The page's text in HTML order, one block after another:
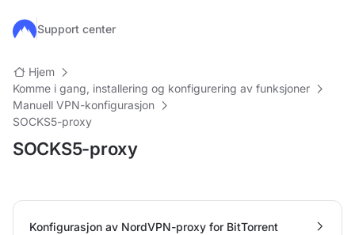
Hopp til hovedinnhold
Support center
Hjem
Komme i gang, installering og konfigurering av funksjoner
Manuell VPN-konfigurasjon
SOCKS5-proxy
SOCKS5-proxy
Konfigurasjon av NordVPN-proxy for BitTorrent